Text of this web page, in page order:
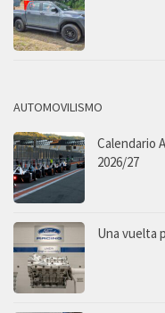
AUTOMOVILISMO
Calendario
2026/27
Una vuelta